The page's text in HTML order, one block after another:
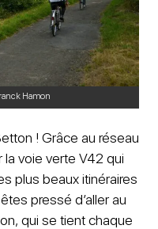
Hamon
! Grâce au réseau
voie verte V42 qui
plus beaux itinéraires
pressé d’aller au
qui se tient chaque